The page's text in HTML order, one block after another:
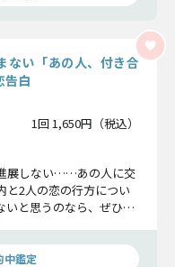
ない「あの人、付き合
告白
1回 1,650円（税込）
展しない……あの人に交
と2人の恋の行方につい
いと思うのなら、ぜひこ
中鑑定